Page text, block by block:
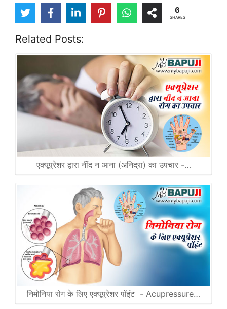
6
SHARES
Related Posts:
एक्यूप्रेशर द्वारा नींद न आना (अनिद्रा) का उपचार -…
निमोनिया रोग के लिए एक्यूप्रेशर पॉइंट - Acupressure…